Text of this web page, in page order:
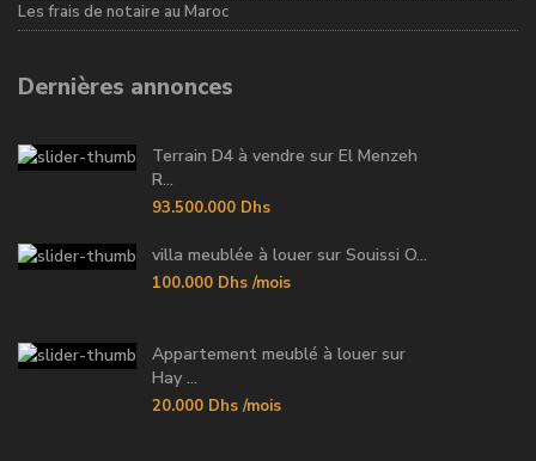
Les frais de notaire au Maroc
Dernières annonces
Terrain D4 à vendre sur El Menzeh
R...
93.500.000 Dhs
villa meublée à louer sur Souissi O...
100.000 Dhs /mois
Appartement meublé à louer sur
Hay ...
20.000 Dhs /mois